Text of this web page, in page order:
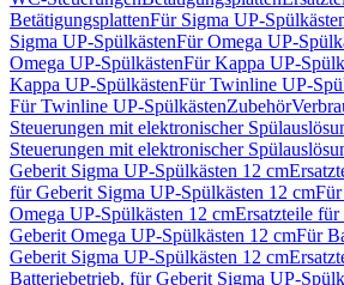
BetätigungsplattenFür Sigma UP-
Sigma UP-SpülkästenFür Omega UP-
Omega UP-SpülkästenFür Kappa UP-
Kappa UP-SpülkästenFür Twinline UP-
Für Twinline UP-SpülkästenZubehör
Steuerungen mit elektronischer
Steuerungen mit elektronischer
Geberit Sigma UP-Spülkästen 12 cm
für Geberit Sigma UP-Spülkästen 12 cm
Omega UP-Spülkästen 12 cmErsatzteile
Geberit Omega UP-Spülkästen 12 cmFür
Geberit Sigma UP-Spülkästen 12 cm
Batteriebetrieb, für Geberit Sigma UP-